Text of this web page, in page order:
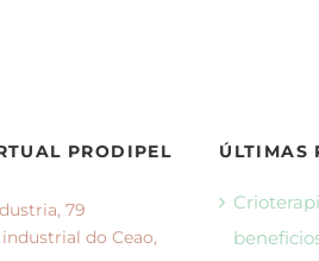
PRODIPEL
79
do Ceao,
ÚLTIMAS